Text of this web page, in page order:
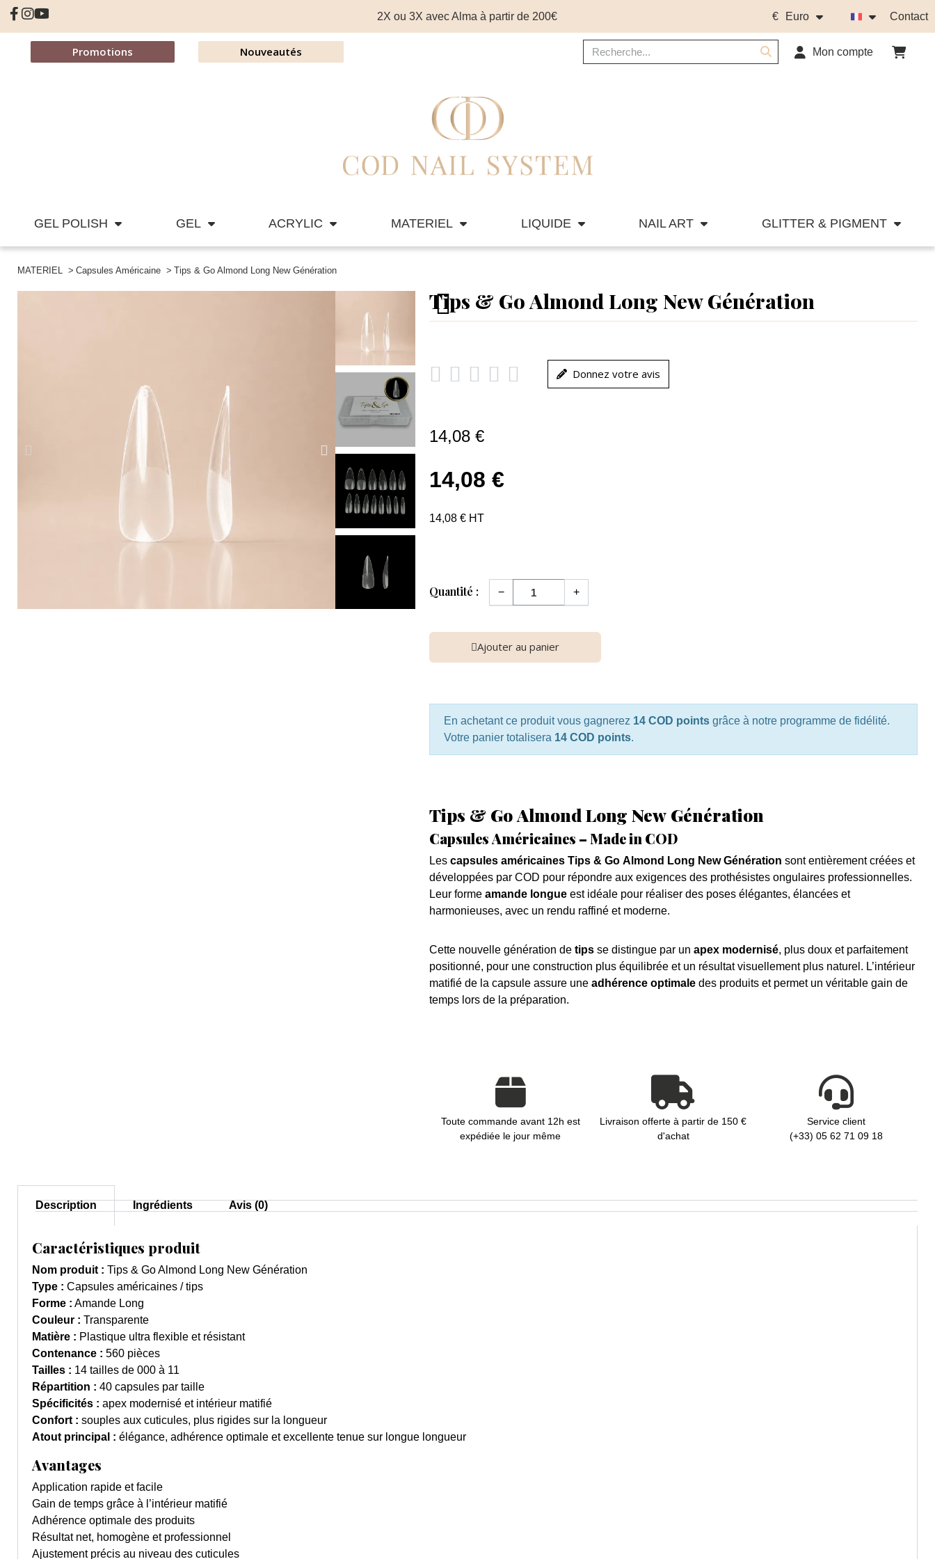
2X ou 3X avec Alma à partir de 200€ € Euro Contact
Promotions Nouveautés Mon compte
GEL POLISH GEL ACRYLIC MATERIEL LIQUIDE NAIL ART GLITTER & PIGMENT
MATERIEL Capsules Américaine Tips & Go Almond Long New Génération
Tips & Go Almond Long New Génération
     Donnez votre avis
14,08 €
14,08 €
14,08 € HT
Quantité : − +
Ajouter au panier
En achetant ce produit vous gagnerez 14 COD pointsgrâce à notre programme de fidélité.
Votre panier totalisera 14 COD points.
Tips & Go Almond Long New Génération
Capsules Américaines – Made in COD
Les capsules américaines Tips & Go Almond Long New Génération sont entièrement créées et
développées par COD pour répondre aux exigences des prothésistes ongulaires professionnelles.
Leur forme amande longueest idéale pour réaliser des poses élégantes, élancées et
harmonieuses, avec un rendu raffiné et moderne.
Cette nouvelle génération de tipsse distingue par un apex modernisé, plus doux et parfaitement
positionné, pour une construction plus équilibrée et un résultat visuellement plus naturel. L’intérieur
matifié de la capsule assure une adhérence optimaledes produits et permet un véritable gain de
temps lors de la préparation.
Toute commande avant 12h est
expédiée le jour même
Livraison offerte à partir de 150 €
d'achat
Service client
(+33) 05 62 71 09 18
Description Ingrédients Avis (0)
Caractéristiques produit
Nom produit : Tips & Go Almond Long New Génération
Type : Capsules américaines / tips
Forme : Amande Long
Couleur : Transparente
Matière : Plastique ultra flexible et résistant
Contenance : 560 pièces
Tailles : 14 tailles de 000 à 11
Répartition : 40 capsules par taille
Spécificités : apex modernisé et intérieur matifié
Confort : souples aux cuticules, plus rigides sur la longueur
Atout principal : élégance, adhérence optimale et excellente tenue sur longue longueur
Avantages
Application rapide et facile
Gain de temps grâce à l’intérieur matifié
Adhérence optimale des produits
Résultat net, homogène et professionnel
Ajustement précis au niveau des cuticules